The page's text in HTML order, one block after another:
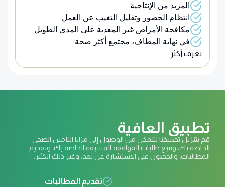
المزيد من الإنتاجية
انتظام الحضور وتقليل التغيب عن العمل
مكافحة الأمراض غير المعدية على المدى الطويل
في نهاية المطاف، مجتمع أكثر صحة
تعرف أكثر
تطبيق العافية
قم بتنزيل تطبيقنا لتتمكن من الوصول إلى مزايا التأمين الصحي
الخاصة بك، وتتبع طلبات الموافقة المسبقة الخاصة بك، وتقديم
المطالبات، والحصول على الاستشارة عن بعد، وغير ذلك الكثير.
تقديم المطالبات